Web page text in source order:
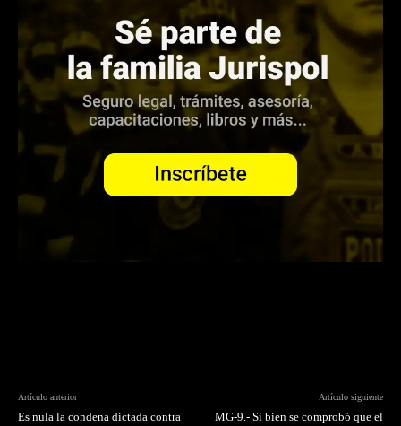
Artículo anterior
Es nula la condena dictada contra
Artículo siguiente
MG-9.- Si bien se comprobó que el